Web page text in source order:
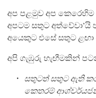
අප පළමුව අප
අපටම සතුට
අයෙකුට එසේ සතුට
අපි ගැඹුරු හැඟීමකින්
සතුටත් සතුට ඇති
කෙතරම්